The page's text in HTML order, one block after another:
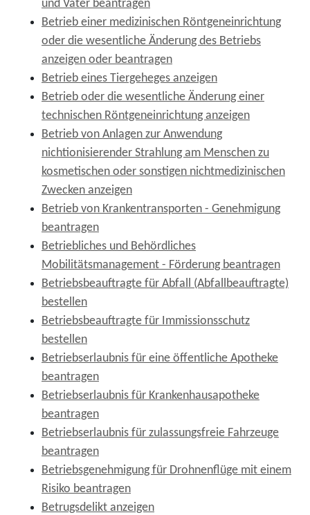
und Väter beantragen
Betrieb einer medizinischen Röntgeneinrichtung
oder die wesentliche Änderung des Betriebs
anzeigen oder beantragen
Betrieb eines Tiergeheges anzeigen
Betrieb oder die wesentliche Änderung einer
technischen Röntgeneinrichtung anzeigen
Betrieb von Anlagen zur Anwendung
nichtionisierender Strahlung am Menschen zu
kosmetischen oder sonstigen nichtmedizinischen
Zwecken anzeigen
Betrieb von Krankentransporten - Genehmigung
beantragen
Betriebliches und Behördliches
Mobilitätsmanagement - Förderung beantragen
Betriebsbeauftragte für Abfall (Abfallbeauftragte)
bestellen
Betriebsbeauftragte für Immissionsschutz
bestellen
Betriebserlaubnis für eine öffentliche Apotheke
beantragen
Betriebserlaubnis für Krankenhausapotheke
beantragen
Betriebserlaubnis für zulassungsfreie Fahrzeuge
beantragen
Betriebsgenehmigung für Drohnenflüge mit einem
Risiko beantragen
Betrugsdelikt anzeigen